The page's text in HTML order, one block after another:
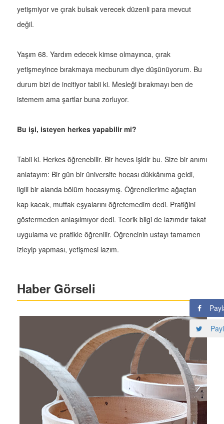
yetişmiyor ve çırak bulsak verecek düzenli para mevcut
değil.
Yaşım 68. Yardım edecek kimse olmayınca, çırak
yetişmeyince bırakmaya mecburum diye düşünüyorum. Bu
durum bizi de incitiyor tabii ki. Mesleği bırakmayı ben de
istemem ama şartlar buna zorluyor.
Bu işi, isteyen herkes yapabilir mi?
Tabii ki. Herkes öğrenebilir. Bir heves işidir bu. Size bir anımı
anlatayım: Bir gün bir üniversite hocası dükkânıma geldi,
ilgili bir alanda bölüm hocasıymış. Öğrencilerime ağaçtan
kap kacak, mutfak eşyalarını öğretemedim dedi. Pratiğini
göstermeden anlaşılmıyor dedi. Teorik bilgi de lazımdır fakat
uygulama ve pratikle öğrenilir. Öğrencinin ustayı tamamen
izleyip yapması, yetişmesi lazım.
Haber Görseli